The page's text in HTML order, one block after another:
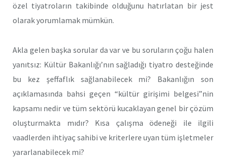
özel tiyatroların takibinde olduğunu hatırlatan bir jest
olarak yorumlamak mümkün.
Akla gelen başka sorular da var ve bu soruların çoğu halen
yanıtsız: Kültür Bakanlığı’nın sağladığı tiyatro desteğinde
bu kez şeffaflık sağlanabilecek mi? Bakanlığın son
açıklamasında bahsi geçen “kültür girişimi belgesi”nin
kapsamı nedir ve tüm sektörü kucaklayan genel bir çözüm
oluşturmakta mıdır? Kısa çalışma ödeneği ile ilgili
vaadlerden ihtiyaç sahibi ve kriterlere uyan tüm işletmeler
yararlanabilecek mi?